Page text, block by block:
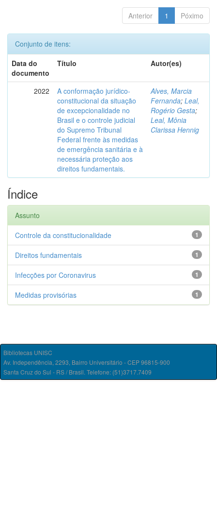
Anterior 1 Póximo
Conjunto de itens:
Data do
documento
Título Autor(es)
2022
A conformação jurídico-
constitucional da situação
de excepcionalidade no
Brasil e o controle judicial
do Supremo Tribunal
Federal frente às medidas
de emergência sanitária e à
necessária proteção aos
direitos fundamentais.
Alves, Marcia
Fernanda; Leal,
Rogério Gesta;
Leal, Mônia
Clarissa Hennig
Índice
Assunto
1
Controle da constitucionalidade
1
Direitos fundamentais
1
Infecções por Coronavirus
1
Medidas provisórias
Bibliotecas UNISC
Av. Independência, 2293, Bairro Universitário - CEP 96815-900
Santa Cruz do Sul - RS / Brasil. Telefone: (51)3717.7409